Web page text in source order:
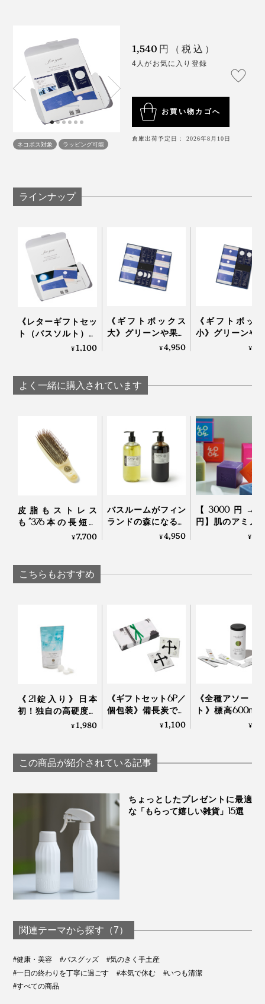
かの香りを選んだり、月の満ち欠けに合せて使い分けた
り。
大好きな香りで全身を洗いながら、自然ならではの心地
よさを、たっぷり浴びてください。
今までのように、化粧水にオイル、クリームと、何重も
塗り重ねるような保湿ケアは、必要ないはずです。
『MANGETSU（満月）』『SINGETSU（新月）』の全
たエキスパートたちが、試作しては、プロの美容師たち
とともに使用感をチェック。
本当の心地よさのために、50回以上の試作をくり返し
て、洗い心地、仕上がりともに極めた全身シャンプーを
完成させました。
こだわりの「泡」は、泡立ちがよくて、モチモチの感
触。汚れをしっかり浮かしながら、洗い上がりの肌はし
っとり。髪もスルリとまとまる――。
1回で、ここまで心地よい全身洗いができる
分は、
すアミノ系洗浄成分
特長2
世界85ヵ国でオーガニック認証の実績がある「エコ
サート認証」を取得した、12種の植物成分
99％以上の生分解性がある、環境に配慮した成分
特長4
特長5
私たちの髪・肌へのストレスはもちろん、自然環境への
ストレスも徹底的に抑えた逸品です。
『MANGETSU（満月）』『SINGETSU（新月）』を使
えば使うほど、髪と肌にいいだけでなく、時短やコスト
削減、水や環境への配慮も叶います。
カホカ
ネコポス対象 ラッピング可能
1,540 円（税込）
4人がお気に入り登録
お買い物カゴへ
倉庫出荷予定日： 2026年8月10日
ラインナップ
《レターギフトセッ
ト（バスソルト）》
グリーンや果実の“自
しっとり潤う「バス
ソルトセット」｜
SINGETSU ジャムレ
ーベル 満月・新月
¥1,100
《ギフトボックス
大》グリーンや果実
の“自然の香り”でリ
う「全身シャンプー
＆バスソルトセッ
ーベル 満月・新月
¥4,950
《ギフトボッ
小》グリーンや
の“自然の香り”
MANGETSU
SINGETSU ジャ
ーベル 満月・新月
¥
よく一緒に購入されています
皮脂もストレス
も“376本の長短ピ
ン”が洗い流してくれ
ルプブラシ
¥7,700
バスルームがフィン
ランドの森になる、
「白樺の若葉」と
¥4,950
【3000円
円】肌のアミノ
近い「セリシン
¥
こちらもおすすめ
《21錠入り》日本
初！独自の高硬度マ
イクロカプセル技術
薬用Hot Bubble PRO
¥1,980
《ギフトセット6P／
個包装》備長炭でて
いねいに炙った、お
（東／煎茶ベース、
西／ほうじ茶ベー
ル入ル
¥1,100
《全種アソート
ト》標高600m
岡・有機茶畑で
¥
この商品が紹介されている記事
ちょっとしたプレゼントに最適
な「もらって嬉しい雑貨」15選
関連テーマから探す（7）
#健康・美容 #バスグッズ
#気のきく手土産
#一日の終わりを丁寧に過ごす
#本気で休む
#いつも清潔
#すべての商品